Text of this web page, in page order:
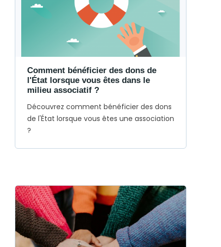
Comment bénéficier des dons de
l'État lorsque vous êtes dans le
milieu associatif ?
Découvrez comment bénéficier des dons
de l'État lorsque vous êtes une association
?